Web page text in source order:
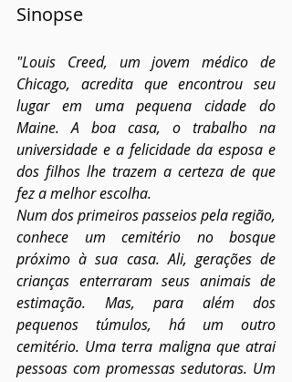
Sinopse
"Louis Creed, um jovem médico de
Chicago, acredita que encontrou seu
lugar em uma pequena cidade do
Maine. A boa casa, o trabalho na
universidade e a felicidade da esposa e
dos filhos lhe trazem a certeza de que
fez a melhor escolha.
Num dos primeiros passeios pela região,
conhece um cemitério no bosque
próximo à sua casa. Ali, gerações de
crianças enterraram seus animais de
estimação. Mas, para além dos
pequenos túmulos, há um outro
cemitério. Uma terra maligna que atrai
pessoas com promessas sedutoras. Um